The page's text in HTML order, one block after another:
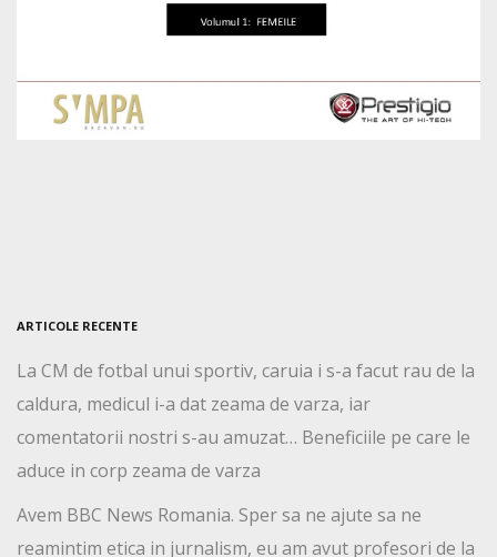
ARTICOLE RECENTE
La CM de fotbal unui sportiv, caruia i s-a facut rau de la
caldura, medicul i-a dat zeama de varza, iar
comentatorii nostri s-au amuzat… Beneficiile pe care le
aduce in corp zeama de varza
Avem BBC News Romania. Sper sa ne ajute sa ne
reamintim etica in jurnalism, eu am avut profesori de la